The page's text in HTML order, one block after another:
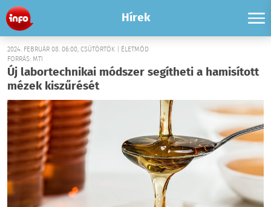
Hírek
2024. FEBRUÁR 08. 06:00, CSÜTÖRTÖK | ÉLETMÓD
FORRÁS: MTI
Új labortechnikai módszer segítheti a hamisított
mézek kiszűrését